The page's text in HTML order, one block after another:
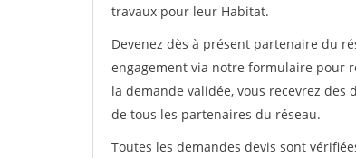
travaux pour leur Habitat.
Devenez dès à présent partenaire du
engagement via notre formulaire pour
la demande validée, vous recevrez
de tous les partenaires du réseau.
Toutes les demandes devis sont